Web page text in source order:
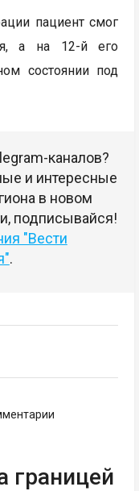
пациент смог
а на 12-й его
состоянии под
каналов?
и интересные
в новом
подписывайся!
"Вести
.
границей